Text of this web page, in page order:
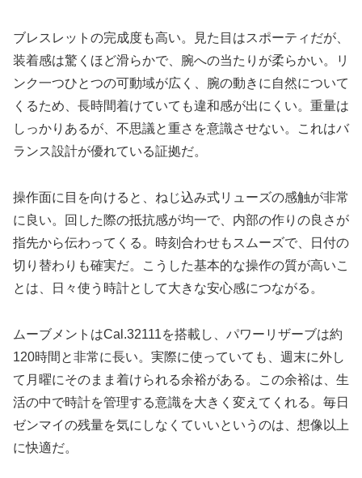
ブレスレットの完成度も高い。見た目はスポーティだが、
装着感は驚くほど滑らかで、腕への当たりが柔らかい。リ
ンク一つひとつの可動域が広く、腕の動きに自然について
くるため、長時間着けていても違和感が出にくい。重量は
しっかりあるが、不思議と重さを意識させない。これはバ
ランス設計が優れている証拠だ。
操作面に目を向けると、ねじ込み式リューズの感触が非常
に良い。回した際の抵抗感が均一で、内部の作りの良さが
指先から伝わってくる。時刻合わせもスムーズで、日付の
切り替わりも確実だ。こうした基本的な操作の質が高いこ
とは、日々使う時計として大きな安心感につながる。
ムーブメントはCal.32111を搭載し、パワーリザーブは約
120時間と非常に長い。実際に使っていても、週末に外し
て月曜にそのまま着けられる余裕がある。この余裕は、生
活の中で時計を管理する意識を大きく変えてくれる。毎日
ゼンマイの残量を気にしなくていいというのは、想像以上
に快適だ。